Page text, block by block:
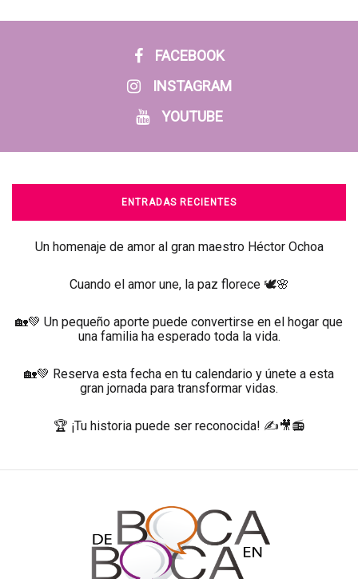
FACEBOOK
INSTAGRAM
YOUTUBE
ENTRADAS RECIENTES
Un homenaje de amor al gran maestro Héctor Ochoa
Cuando el amor une, la paz florece 🕊️🌸
🏡💚 Un pequeño aporte puede convertirse en el hogar que
una familia ha esperado toda la vida.
🏡💚 Reserva esta fecha en tu calendario y únete a esta
gran jornada para transformar vidas.
🏆 ¡Tu historia puede ser reconocida! ✍️🎥📻